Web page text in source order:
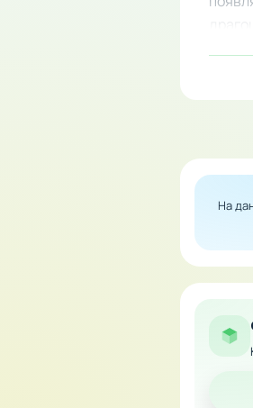
На
На